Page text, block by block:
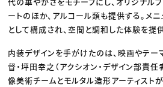
ートのほか、アルコール類も提供する。メ
として構成され、空間と調和した体験を提
内装デザインを手がけたのは、映画やテ
督・坪田幸之（アクシオン・デザイン部責任
像美術チームとモルタル造形アーティスト